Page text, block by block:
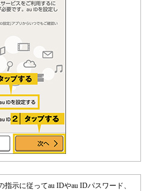
示に従ってau IDやau IDパスワード、